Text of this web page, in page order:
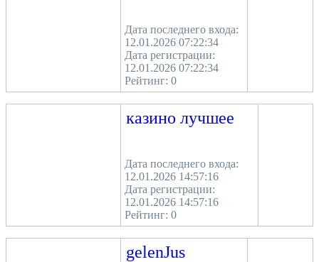
Дата последнего входа:
12.01.2026 07:22:34
Дата регистрации:
12.01.2026 07:22:34
Рейтинг: 0
казино лучшее
Дата последнего входа:
12.01.2026 14:57:16
Дата регистрации:
12.01.2026 14:57:16
Рейтинг: 0
gelenJus